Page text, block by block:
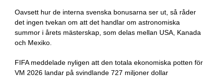
Oavsett hur de interna svenska bonusarna ser ut, så råder
det ingen tvekan om att det handlar om astronomiska
summor i årets mästerskap, som delas mellan USA, Kanada
och Mexiko.
FIFA meddelade nyligen att den totala ekonomiska potten för
VM 2026 landar på svindlande 727 miljoner dollar